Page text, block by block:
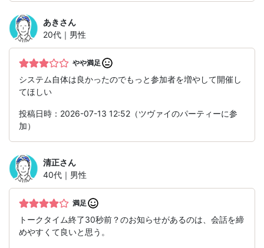
あきさん
20代｜男性
やや満足
システム自体は良かったのでもっと参加者を増やして開催し
てほしい
投稿日時：2026-07-13 12:52（ツヴァイのパーティーに参
加）
清正さん
40代｜男性
満足
トークタイム終了30秒前？のお知らせがあるのは、会話を締
めやすくて良いと思う。